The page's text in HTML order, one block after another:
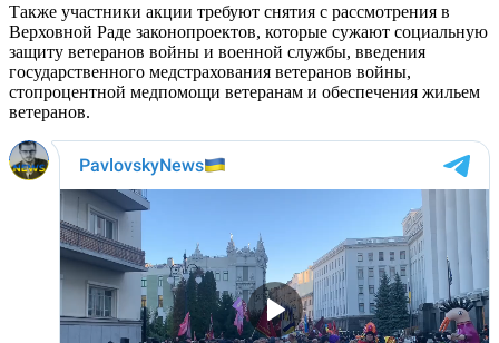
Также участники акции требуют снятия с рассмотрения в
Верховной Раде законопроектов, которые сужают социальную
защиту ветеранов войны и военной службы, введения
государственного медстрахования ветеранов войны,
стопроцентной медпомощи ветеранам и обеспечения жильем
ветеранов.